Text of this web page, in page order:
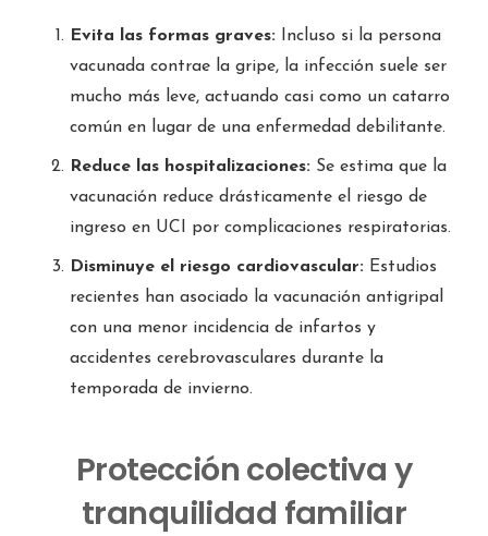
Evita las formas graves: Incluso si la persona
vacunada contrae la gripe, la infección suele ser
mucho más leve, actuando casi como un catarro
común en lugar de una enfermedad debilitante.
Reduce las hospitalizaciones: Se estima que la
vacunación reduce drásticamente el riesgo de
ingreso en UCI por complicaciones respiratorias.
Disminuye el riesgo cardiovascular: Estudios
recientes han asociado la vacunación antigripal
con una menor incidencia de infartos y
accidentes cerebrovasculares durante la
temporada de invierno.
Protección colectiva y
tranquilidad familiar